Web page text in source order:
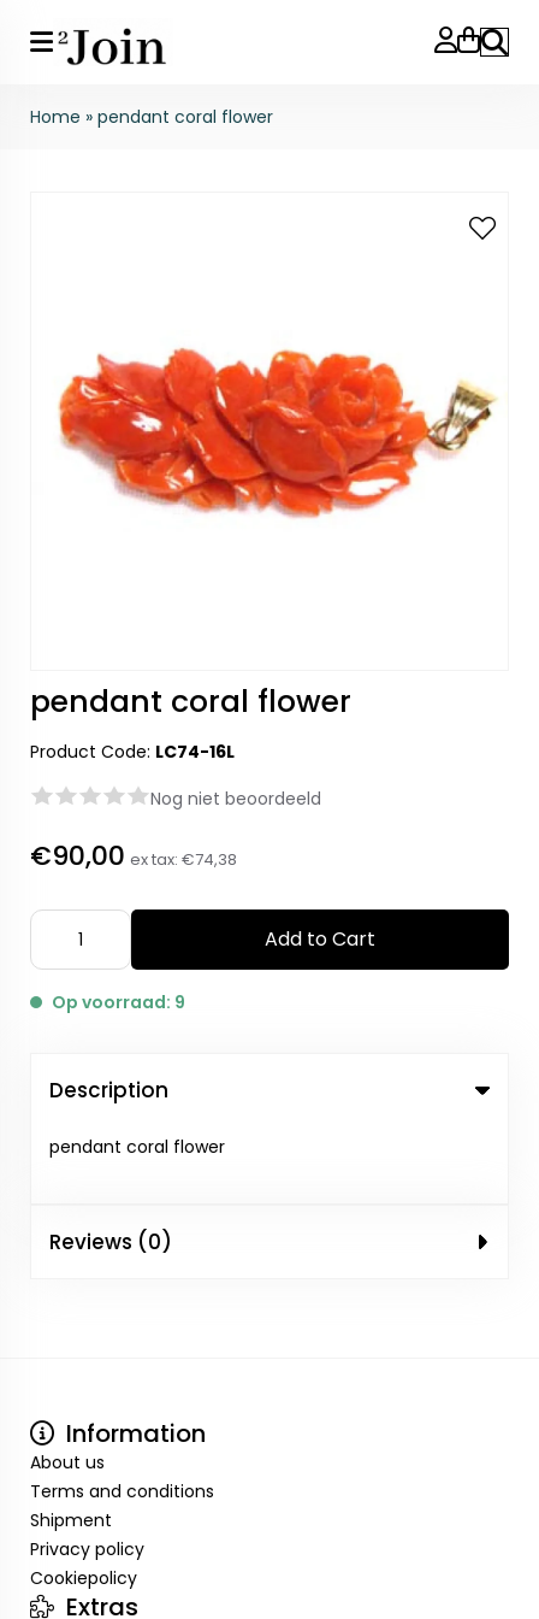
Search
Home » pendant coral flower
pendant coral flower
Product Code: LC74-16L
Nog niet beoordeeld
€90,00 ex tax: €74,38
Add to Cart
Op voorraad: 9
Description
pendant coral flower
Reviews (0)
Information
About us
Terms and conditions
Shipment
Privacy policy
Cookiepolicy
Extras